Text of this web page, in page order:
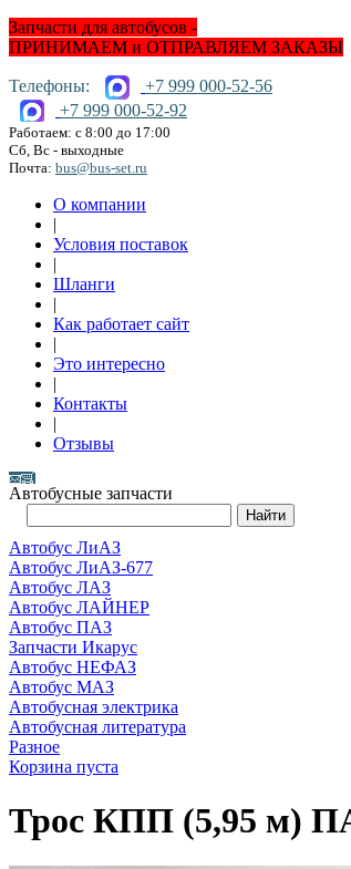
Запчасти для автобусов -
ПРИНИМАЕМ и ОТПРАВЛЯЕМ ЗАКАЗЫ
Телефоны:
+7 999 000-52-56
+7 999 000-52-92
Работаем: с 8:00 до 17:00
Сб, Вс - выходные
Почта: bus@bus-set.ru
О компании
|
Условия поставок
|
Шланги
|
Как работает сайт
|
Это интересно
|
Контакты
|
Отзывы
Автобусные запчасти
Автобус ЛиАЗ
Автобус ЛиАЗ-677
Автобус ЛАЗ
Автобус ЛАЙНЕР
Автобус ПАЗ
Запчасти Икарус
Автобус НЕФАЗ
Автобус МАЗ
Автобусная электрика
Автобусная литература
Разное
Корзина пуста
Трос КПП (5,95 м)